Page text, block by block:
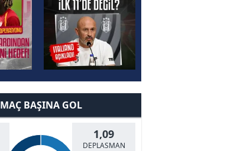
MAÇ BAŞINA GOL
1,09
DEPLASMAN